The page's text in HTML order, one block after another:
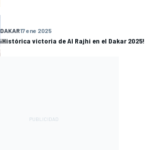
DAKAR17 ene 2025
¡Histórica victoria de Al Rajhi en el Dakar 2025!